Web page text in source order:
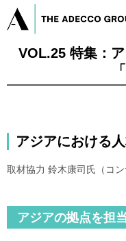
VOL.25 特集：
アジアにおける
取材協力 鈴木康司氏（コン
アジアの拠点を担